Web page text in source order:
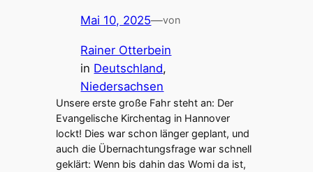
Mai 10, 2025—von
Rainer Otterbein
in Deutschland
Niedersachsen
Unsere erste große Fahr steht an: Der
Evangelische Kirchentag in Hannover
lockt! Dies war schon länger geplant, und
auch die Übernachtungsfrage war schnell
geklärt: Wenn bis dahin das Womi da ist,